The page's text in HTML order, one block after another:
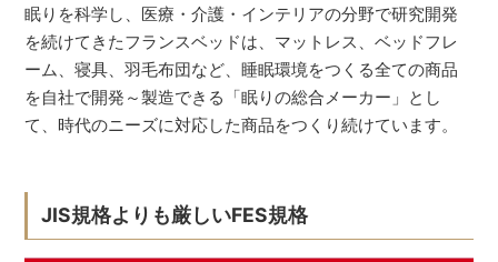
眠りを科学し、医療・介護・インテリアの分野で研究開発
を続けてきたフランスベッドは、マットレス、ベッドフレ
ーム、寝具、羽毛布団など、睡眠環境をつくる全ての商品
を自社で開発～製造できる「眠りの総合メーカー」とし
て、時代のニーズに対応した商品をつくり続けています。
JIS規格よりも厳しいFES規格